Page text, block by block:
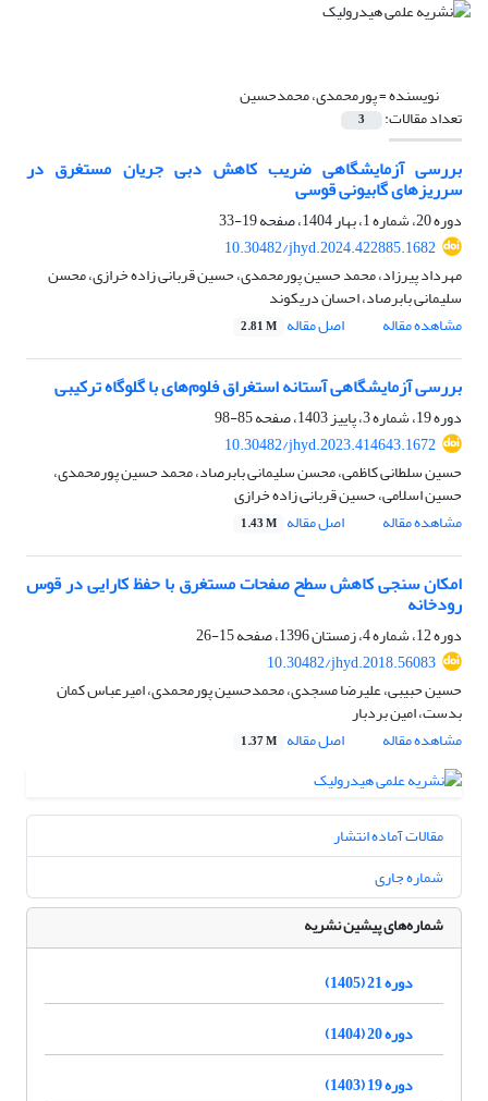
نویسنده =پورمحمدی، محمدحسین
تعداد مقالات: 3
بررسی آزمایشگاهی ضریب کاهش دبی جریان مستغرق در
سرریزهای گابیونی قوسی
دوره 20، شماره 1، بهار 1404، صفحه
19-33
10.30482/jhyd.2024.422885.1682
مهرداد پیرزاد، محمد حسین پورمحمدی، حسین قربانی زاده خرازی، محسن
سلیمانی بابرصاد، احسان دریکوند
مشاهده مقاله
اصل مقاله 2.81 M
بررسی آزمایشگاهی آستانه استغراق فلوم‌های با گلوگاه ترکیبی
دوره 19، شماره 3، پاییز 1403، صفحه
85-98
10.30482/jhyd.2023.414643.1672
حسین سلطانی کاظمی، محسن سلیمانی بابرصاد، محمد حسین پورمحمدی،
حسین اسلامی، حسین قربانی زاده خرازی
مشاهده مقاله
اصل مقاله 1.43 M
امکان سنجی کاهش سطح صفحات مستغرق با حفظ کارایی در قوس
رودخانه
دوره 12، شماره 4، زمستان 1396، صفحه
15-26
10.30482/jhyd.2018.56083
حسین حبیبی، علیرضا مسجدی، محمدحسین پورمحمدی، امیرعباس کمان
بدست، امین بردبار
مشاهده مقاله
اصل مقاله 1.37 M
مقالات آماده انتشار
شماره جاری
شماره‌های پیشین نشریه
دوره 21 (1405)
دوره 20 (1404)
دوره 19 (1403)